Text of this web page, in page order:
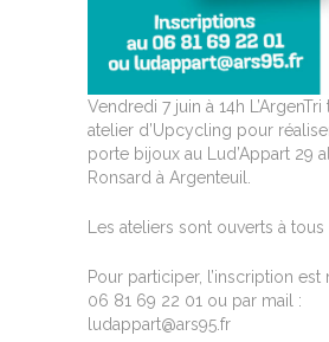
Vendredi 7 juin à 14h
atelier d’Upcycling pour
porte bijoux au Lud’Appart 29
Ronsard à Argenteuil.
Les ateliers sont ouverts à tous
Pour participer, l’inscription est
06 81 69 22 01 ou par mail :
ludappart@ars95.fr